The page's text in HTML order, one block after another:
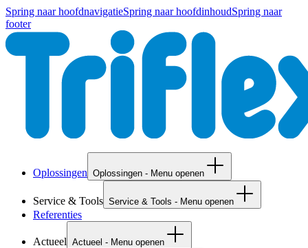
Spring naar hoofdnavigatieSpring naar hoofdinhoudSpring naar
footer
Oplossingen Oplossingen - Menu openen
Service & Tools Service & Tools - Menu openen
Referenties
Actueel Actueel - Menu openen